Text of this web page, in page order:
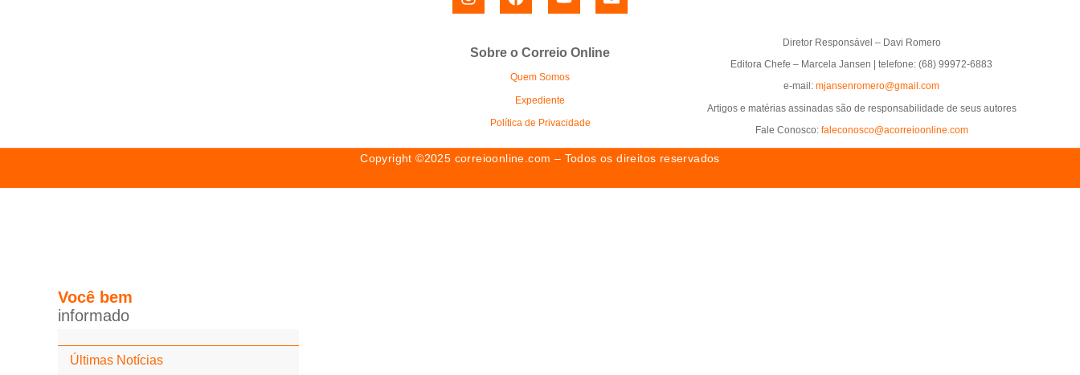
Sobre o Correio Online
Quem Somos
Expediente
Política de Privacidade
Diretor Responsável – Davi Romero
Editora Chefe – Marcela Jansen | telefone: (68) 99972-6883
e-mail: mjansenromero@gmail.com
Artigos e matérias assinadas são de responsabilidade de seus autores
Fale Conosco: faleconosco@acorreioonline.com
Copyright ©2025 correioonline.com – Todos os direitos reservados
Você bem
informado
Últimas Notícias